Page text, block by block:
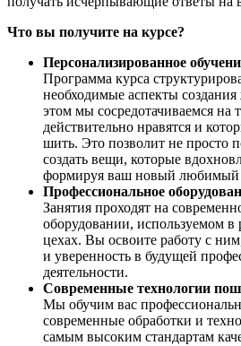
Что вы получите на курсе?
Персонализированное
Программа курса
необходимые аспекты
этом мы сосредотачиваемся на
действительно нравятся и
шить. Это позволит не просто
создать вещи, которые
формируя ваш новый любимый
Профессиональное
Занятия проходят на
оборудовании, используемом
цехах. Вы освоите работу с
и уверенность в будущей
деятельности.
Современные технологии
Мы обучим вас
современные обработки и
самым высоким стандартам